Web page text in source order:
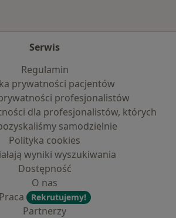
Serwis
Regulamin
prywatności pacjentów
profesjonalistów
dla profesjonalistów, których
samodzielnie
Polityka cookies
wyniki wyszukiwania
Dostępność
O nas
Praca
Rekrutujemy!
Partnerzy